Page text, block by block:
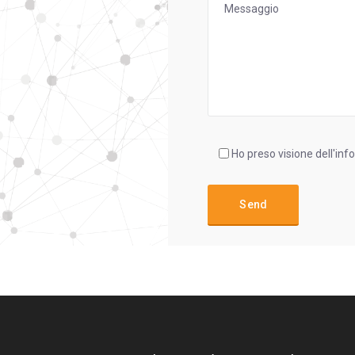
Ho preso visione